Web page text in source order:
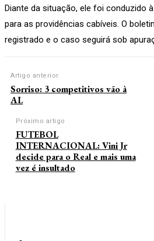
Diante da situação, ele foi conduzido
para as providências cabíveis. O
registrado e o caso seguirá sob
Artigo anterior
Sorriso: 3 competitivos vão à
AL
Próximo artigo
FUTEBOL
INTERNACIONAL: Vini Jr
decide para o Real e mais uma
vez é insultado